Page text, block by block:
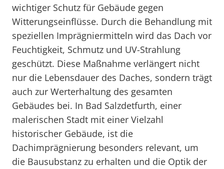
wichtiger Schutz für Gebäude gegen
Witterungseinflüsse. Durch die Behandlung mit
speziellen Imprägniermitteln wird das Dach vor
Feuchtigkeit, Schmutz und UV-Strahlung
geschützt. Diese Maßnahme verlängert nicht
nur die Lebensdauer des Daches, sondern trägt
auch zur Werterhaltung des gesamten
Gebäudes bei. In Bad Salzdetfurth, einer
malerischen Stadt mit einer Vielzahl
historischer Gebäude, ist die
Dachimprägnierung besonders relevant, um
die Bausubstanz zu erhalten und die Optik der